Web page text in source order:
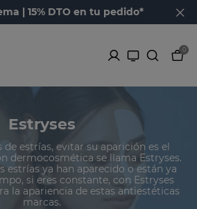
| 15% DTO en tu pedido*
0
Estryses
de estrías, evitar su aparición es el
dermocosmética se llama Estryses.
estrías ya han aparecido o están ya
si eres constante, con Estryses
la apariencia de estas antiestéticas
marcas.